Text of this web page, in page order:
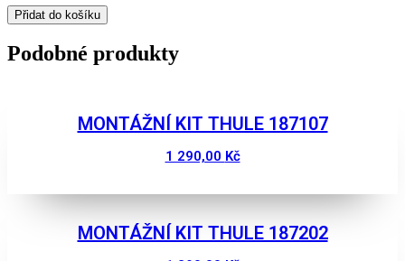
Montážní
sada
pro
střešní
Přidat do košíku
Podobné produkty
MONTÁŽNÍ KIT THULE 187107
1 290,00 Kč
MONTÁŽNÍ KIT THULE 187202